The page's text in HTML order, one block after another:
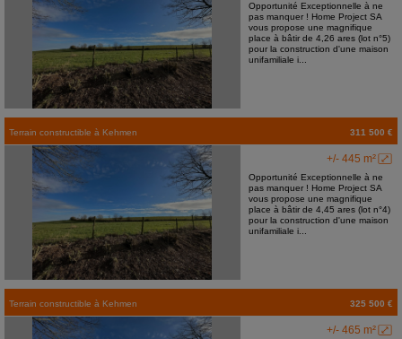
Opportunité Exceptionnelle à ne
pas manquer ! Home Project SA
vous propose une magnifique
place à bâtir de 4,26 ares (lot n°5)
pour la construction d'une maison
unifamiliale i...
Terrain constructible à Kehmen 311 500 €
+/- 445 m²
Opportunité Exceptionnelle à ne
pas manquer ! Home Project SA
vous propose une magnifique
place à bâtir de 4,45 ares (lot n°4)
pour la construction d'une maison
unifamiliale i...
Terrain constructible à Kehmen 325 500 €
+/- 465 m²